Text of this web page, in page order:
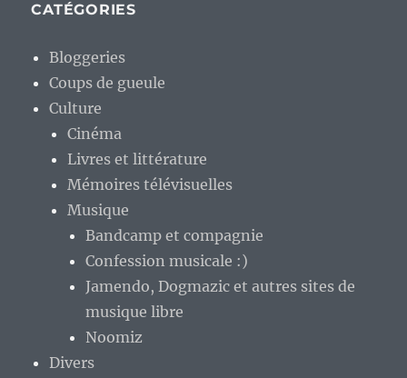
CATÉGORIES
Bloggeries
Coups de gueule
Culture
Cinéma
Livres et littérature
Mémoires télévisuelles
Musique
Bandcamp et compagnie
Confession musicale :)
Jamendo, Dogmazic et autres sites de
musique libre
Noomiz
Divers